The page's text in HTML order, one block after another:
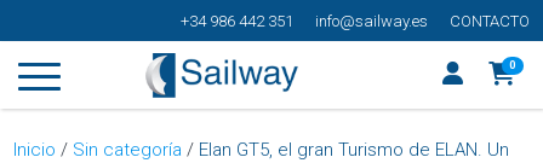
+34 986 442 351 info@sailway.es CONTACTO
0
Inicio / Sin categoría / Elan GT5, el gran Turismo de ELAN. Un